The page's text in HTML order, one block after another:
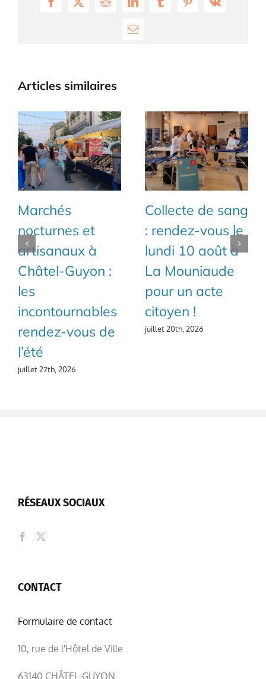
Facebook
X RedditLinkedInTumblrPinterest
Vk
Email
Articles similaires
Marchés
nocturnes et
artisanaux à
Châtel-Guyon :
les
incontournables
rendez-vous de
l’été
juillet 27th, 2026
Collecte de sang
: rendez-vous le
lundi 10 août à
La Mouniaude
pour un acte
citoyen !
juillet 20th, 2026
RÉSEAUX SOCIAUX
CONTACT
Formulaire de contact
10, rue de l'Hôtel de Ville
63140 CHÂTEL-GUYON